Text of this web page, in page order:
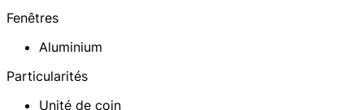
Fenêtres
Aluminium
Particularités
Unité de coin